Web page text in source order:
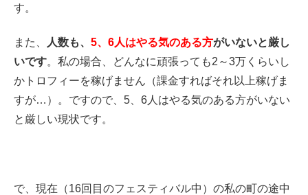
す。
また、 人数も、 5、6人はやる気のある方がいないと厳し
いです。私の場合、どんなに頑張っても2～3万くらいし
かトロフィーを稼げません（課金すればそれ以上稼げま
すが…）。ですので、5、6人はやる気のある方がいない
と厳しい現状です。
で、現在（16回目のフェスティバル中）の私の町の途中